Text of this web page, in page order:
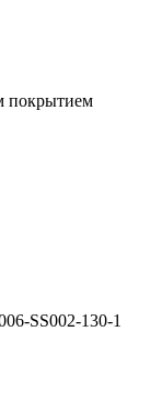
покрытием
SS002-130-1